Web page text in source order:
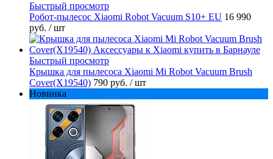
Быстрый просмотр
Робот-пылесос Xiaomi Robot Vacuum S10+ EU 16 990
руб. / шт
Быстрый просмотр
Крышка для пылесоса Xiaomi Mi Robot Vacuum Brush
Cover(X19540) 790 руб. / шт
Новинка